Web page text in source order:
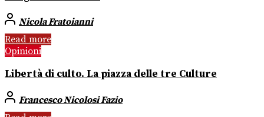
Nicola Fratoianni
Read more
Opinioni
Libertà di culto. La piazza delle tre Culture
Francesco Nicolosi Fazio